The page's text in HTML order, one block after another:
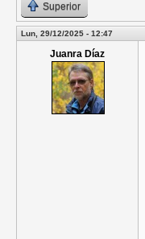
Superior
Lun, 29/12/2025 - 12:47
Juanra Díaz